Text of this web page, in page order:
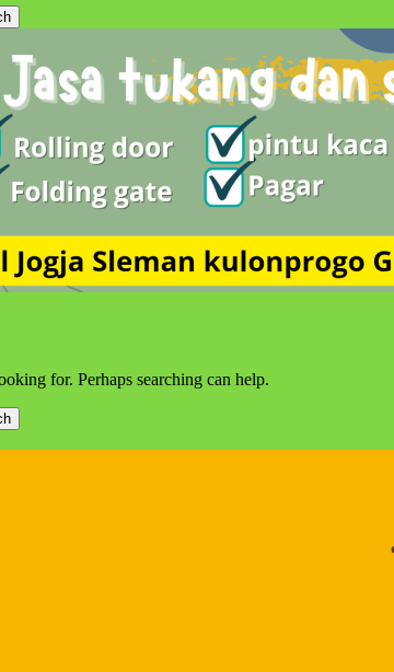
for. Perhaps searching can help.